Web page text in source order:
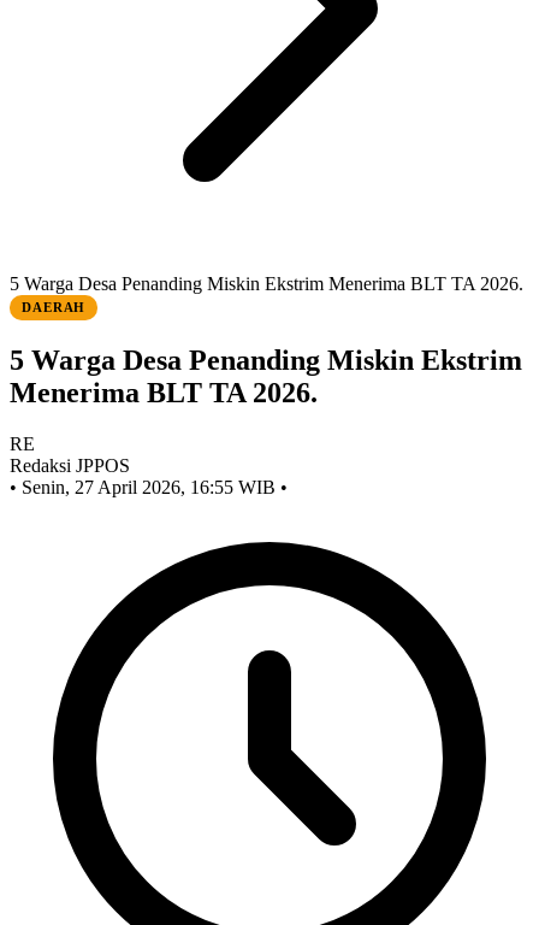
5 Warga Desa Penanding Miskin Ekstrim Menerima BLT TA 2026.
DAERAH
5 Warga Desa Penanding Miskin Ekstrim
Menerima BLT TA 2026.
RE
Redaksi JPPOS
• Senin, 27 April 2026, 16:55 WIB •